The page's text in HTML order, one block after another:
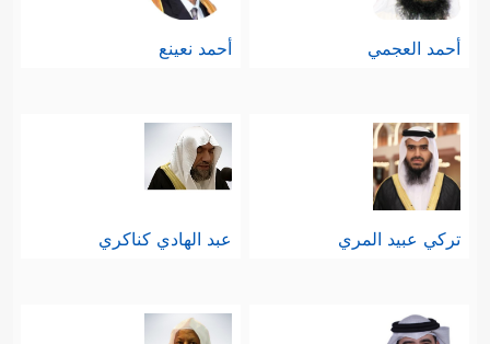
أحمد العجمي أحمد نعينع
تركي عبيد المري عبد الهادي كناكري